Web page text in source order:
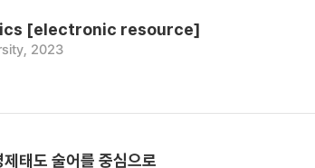
[electronic resource]
2023
태도 술어를 중심으로